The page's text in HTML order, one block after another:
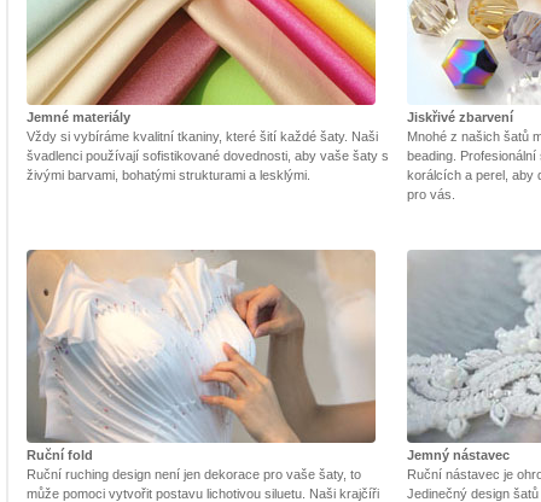
Jemné materiály
Vždy si vybíráme kvalitní tkaniny, které šití každé šaty. Naši
švadlenci používají sofistikované dovednosti, aby vaše šaty s
živými barvami, bohatými strukturami a lesklými.
Jiskřivé zbarvení
Mnohé z našich šatů
beading.
korálcích a perel, aby
pro vás.
Ruční fold
Ruční ruching design není jen dekorace pro vaše šaty, to
může pomoci vytvořit postavu lichotivou siluetu. Naši krajčíři
Jemný nástavec
Ruční nástavec je
Jedinečný design